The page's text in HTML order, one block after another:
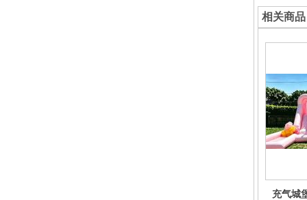
相关商品
充气城